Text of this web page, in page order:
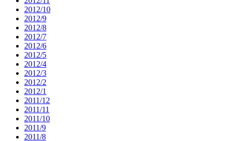
2012/10
2012/9
2012/8
2012/7
2012/6
2012/5
2012/4
2012/3
2012/2
2012/1
2011/12
2011/11
2011/10
2011/9
2011/8